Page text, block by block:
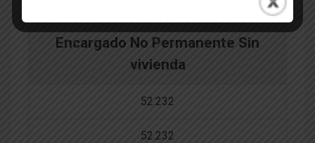
Encargado No Permanente Sin
vivienda
52.232
52.232